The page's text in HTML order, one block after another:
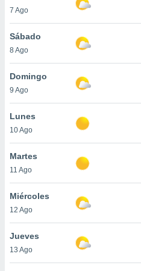
más
nuestra
y
de
disponible
cookies
aceptar
7 Ago
Sábado
8 Ago
Domingo
9 Ago
Lunes
10 Ago
Martes
11 Ago
Miércoles
12 Ago
Jueves
13 Ago